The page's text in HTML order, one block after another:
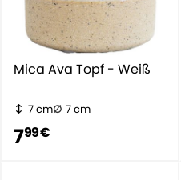
Mica Ava Topf - Weiß
7 cm 7 cm
799 €